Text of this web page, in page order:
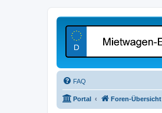
FAQ
Portal Foren-Übersicht